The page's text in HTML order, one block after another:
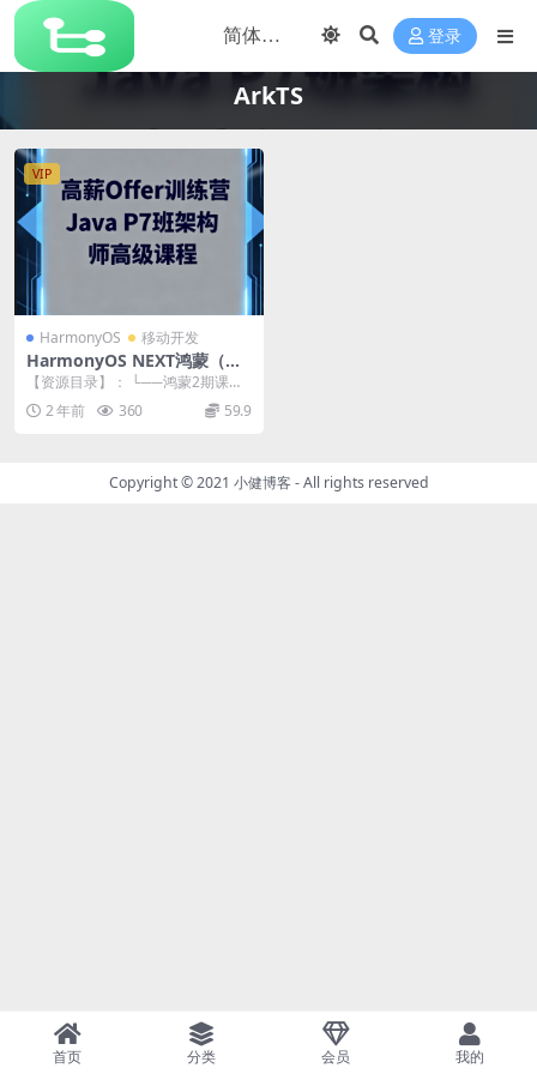
登录
ArkTS
VIP
HarmonyOS 移动开发
HarmonyOS NEXT鸿蒙（星
河版）应用开发线上训练营2
【资源目录】： └──鸿蒙2期课程
| ├──1 鸿蒙NEXT基础环境搭建+T
y... 2 年前 360 59.9
Copyright © 2021 小健博客 - All rights reserved
首页 分类 会员 我的